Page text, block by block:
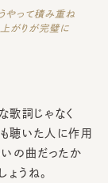
って積み重ね
上がりが完璧に
歌詞じゃなく
も聴いた人に作用
の曲だったか
うね。